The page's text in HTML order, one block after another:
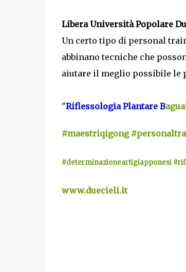
Libera Università Popolare
Un certo tipo di personal
abbinano tecniche che
aiutare il meglio possibile le
"Riflessologia Plantare Bagua
#maestriqigong
#determinazioneartigiapponesi
www.duecieli.it